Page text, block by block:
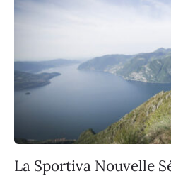
La Sportiva Nouvelle